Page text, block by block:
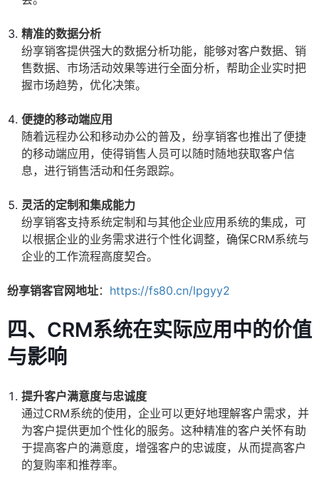
精准的数据分析
纷享销客提供强大的数据分析功能，能够对客户数据、销
售数据、市场活动效果等进行全面分析，帮助企业实时把
握市场趋势，优化决策。
便捷的移动端应用
随着远程办公和移动办公的普及，纷享销客也推出了便捷
的移动端应用，使得销售人员可以随时随地获取客户信
息，进行销售活动和任务跟踪。
灵活的定制和集成能力
纷享销客支持系统定制和与其他企业应用系统的集成，可
以根据企业的业务需求进行个性化调整，确保CRM系统与
企业的工作流程高度契合。
纷享销客官网地址： https://fs80.cn/lpgyy2
四、CRM系统在实际应用中的价值
与影响
提升客户满意度与忠诚度
通过CRM系统的使用，企业可以更好地理解客户需求，并
为客户提供更加个性化的服务。这种精准的客户关怀有助
于提高客户的满意度，增强客户的忠诚度，从而提高客户
的复购率和推荐率。